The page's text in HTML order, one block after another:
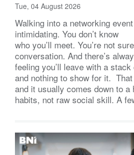
Tue, 04 August 2026
Walking into a networking
intimidating. You don’t know
who you’ll meet. You’re not
conversation. And there’s
feeling you’ll leave with a
and nothing to show for it.
and it usually comes down to a
habits, not raw social skill. A